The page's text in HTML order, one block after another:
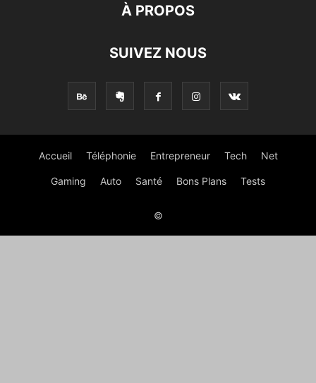
À PROPOS
SUIVEZ NOUS
Accueil Téléphonie Entrepreneur Tech Net
Gaming Auto Santé Bons Plans Tests
©